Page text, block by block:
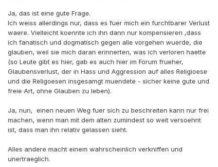
Ja, das ist eine gute Frage.
Ich weiss allerdings nur, dass es fuer mich ein furchtbarer Verlust
waere. Vielleicht koennte ich ihn dann nur kompensieren ,dass
ich fanatisch und dogmatisch gegen alle vorgehen wuerde, die
glauben, weil sie mich daran erinnerten, was ich verloren haette
(so Leute gibt es hier, gab es auch hier im Forum frueher,
Glaubensverlust, der in Hass und Aggression auf alles Religioese
und die Religoesen insgesamgt muendete - sicher keine gute und
freie Art, ohne Glauben zu leben).
Ja, nun, einen neuen Weg fuer sich zu beschreiten kann nur frei
machen, wenn man mit dem alten zumindest so weit versoehnt
ist, dass man ihn relativ gelassen sieht.
Alles andere macht einem wahrscheinlich verkniffen und
unertraeglich.